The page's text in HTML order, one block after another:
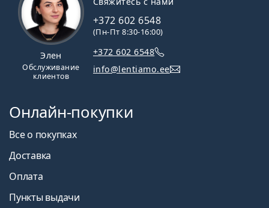
Элен
Обслуживание
клиентов
+372 602 6548
(Пн-Пт 8:30-16:00)
+372 602 6548
info@lentiamo.ee
Онлайн-покупки
Все о покупках
Доставка
Оплата
Пункты выдачи